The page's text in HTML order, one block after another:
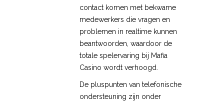
contact komen met bekwame
medewerkers die vragen en
problemen in realtime kunnen
beantwoorden, waardoor de
totale spelervaring bij Mafia
Casino wordt verhoogd.
De pluspunten van telefonische
ondersteuning zijn onder